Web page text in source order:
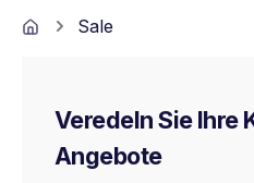
HomeSale
Veredeln Sie Ihre
Angebote